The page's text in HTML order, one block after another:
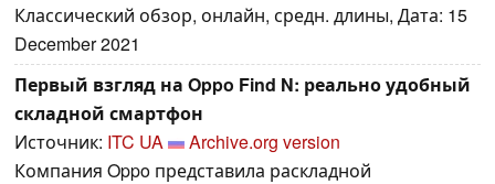
Классический обзор, онлайн, средн. длины, Дата: 15
December 2021
Первый взгляд на Oppo Find N: реально удобный
складной смартфон
Источник: ITC UA
Archive.org version
Компания Oppo представила раскладной